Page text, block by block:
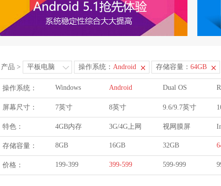
产品 > 平板电脑 操作系统： Android 存储容量： 64GB
操作系统： Windows Android Dual OS
屏幕尺寸： 7英寸 8英寸 9.6/9.7英寸
特色： 4GB内存 3G/4G上网 视网膜屏
存储容量： 8GB 16GB 32GB
价格： 199-399 399-599 599-999